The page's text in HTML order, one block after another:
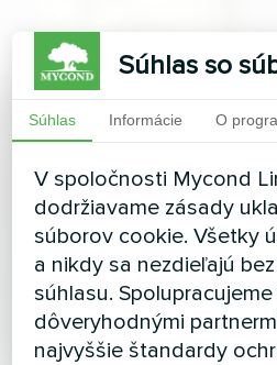
Súhlas so
Súhlas Informácie O
V spoločnosti Mycond
dodržiavame zásady
súborov cookie. Všetky
a nikdy sa nezdieľajú
súhlasu.
dôveryhodnými
najvyššie štandardy